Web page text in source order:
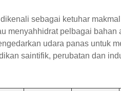
sebagai ketuhar
menyahhidrat pelbagai
udara panas untuk
saintifik, perubatan dan